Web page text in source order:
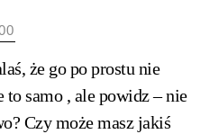
że go po prostu nie
to samo , ale powidz – nie
Czy może masz jakiś